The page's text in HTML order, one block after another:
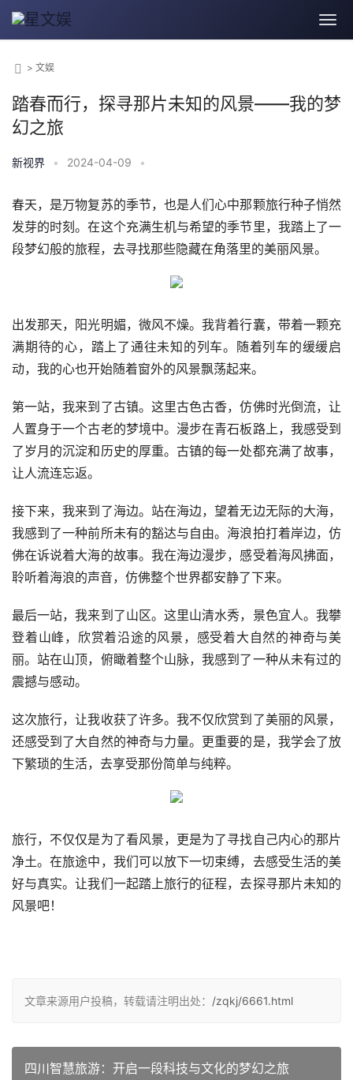
> 文娱
踏春而行，探寻那片未知的风景——我的梦
幻之旅
新视界 • 2024-04-09 •
春天，是万物复苏的季节，也是人们心中那颗旅行种子悄然
发芽的时刻。在这个充满生机与希望的季节里，我踏上了一
段梦幻般的旅程，去寻找那些隐藏在角落里的美丽风景。
出发那天，阳光明媚，微风不燥。我背着行囊，带着一颗充
满期待的心，踏上了通往未知的列车。随着列车的缓缓启
动，我的心也开始随着窗外的风景飘荡起来。
第一站，我来到了古镇。这里古色古香，仿佛时光倒流，让
人置身于一个古老的梦境中。漫步在青石板路上，我感受到
了岁月的沉淀和历史的厚重。古镇的每一处都充满了故事，
让人流连忘返。
接下来，我来到了海边。站在海边，望着无边无际的大海，
我感到了一种前所未有的豁达与自由。海浪拍打着岸边，仿
佛在诉说着大海的故事。我在海边漫步，感受着海风拂面，
聆听着海浪的声音，仿佛整个世界都安静了下来。
最后一站，我来到了山区。这里山清水秀，景色宜人。我攀
登着山峰，欣赏着沿途的风景，感受着大自然的神奇与美
丽。站在山顶，俯瞰着整个山脉，我感到了一种从未有过的
震撼与感动。
这次旅行，让我收获了许多。我不仅欣赏到了美丽的风景，
还感受到了大自然的神奇与力量。更重要的是，我学会了放
下繁琐的生活，去享受那份简单与纯粹。
旅行，不仅仅是为了看风景，更是为了寻找自己内心的那片
净土。在旅途中，我们可以放下一切束缚，去感受生活的美
好与真实。让我们一起踏上旅行的征程，去探寻那片未知的
风景吧！
文章来源用户投稿，转载请注明出处： /zqkj/6661.html
四川智慧旅游：开启一段科技与文化的梦幻之旅